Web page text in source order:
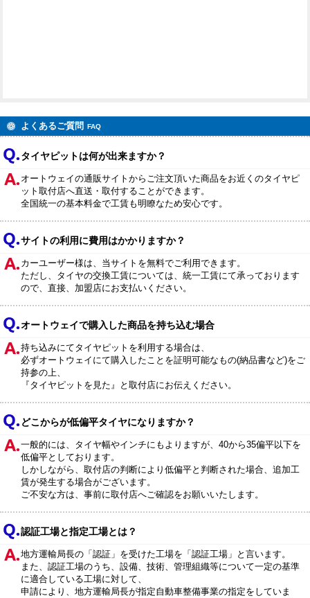
よくあるご質問 FAQ
タイヤピットは何が出来ますか？
オートウェイの通販サイトからご注文頂いた商品をお近くのタイヤピ
ット取付店へ直送・取付することができます。
全国統一の基本料金で工賃も明瞭なため安心です。
サイトの利用に費用はかかりますか？
カーユーザー様は、当サイトを無料でご利用できます。
ただし、タイヤの交換工賃については、統一工賃にて承っております
ので、直接、加盟店にお支払いください。
オートウェイで購入した商品を持ち込む場合
持ち込みにてタイヤピットを利用する場合は、
必ずオートウェイにて購入したことを証明可能なもの(納品書など)をご
持参の上、
『タイヤピットを見た』と取付店にお伝えください。
どこからが低偏平タイヤになりますか？
一般的には、タイヤ幅やインチにもよりますが、40から35偏平以下を
低偏平としております。
しかしながら、取付店の判断により低偏平と判断された場合、追加工
賃が発生する場合がございます。
ご不安な方は、事前に取付店へご確認をお願いいたします。
認証工場と指定工場とは？
地方運輸局長の「認証」を受けた工場を「認証工場」と言います。
また、認証工場のうち、設備、技術、管理組織等について一定の基準
に適合している工場に対して、
申請により、地方運輸局長が指定自動車整備事業の指定をしていま